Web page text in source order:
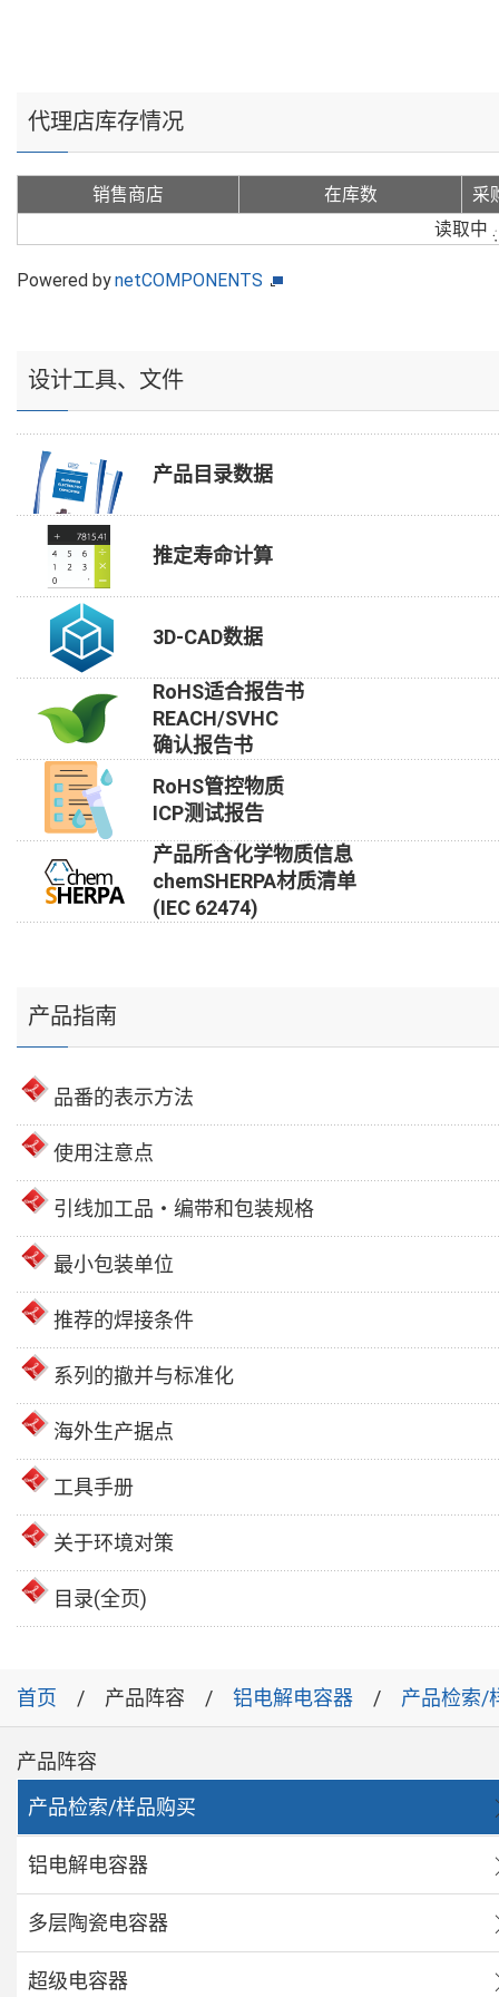
代理店库存情况
销售商店 在库数
采
读取中
Powered bynetCOMPONENTS
设计工具、文件
产品目录数据
推定寿命计算
3D-CAD数据
RoHS适合报告书
REACH/SVHC
确认报告书
RoHS管控物质
ICP测试报告
产品所含化学物质信息
chemSHERPA材质清单
(IEC 62474)
产品指南
品番的表示方法
使用注意点
引线加工品・编带和包装规格
最小包装单位
推荐的焊接条件
系列的撤并与标准化
海外生产据点
工具手册
关于环境对策
目录(全页)
首页 产品阵容 铝电解电容器 产品检索/
产品阵容
产品检索/样品购买
铝电解电容器
多层陶瓷电容器
超级电容器